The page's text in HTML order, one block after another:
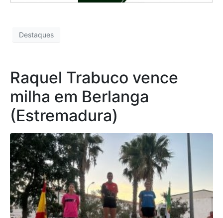
Destaques
Raquel Trabuco vence
milha em Berlanga
(Estremadura)